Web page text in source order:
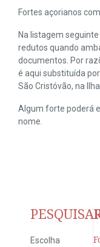
Fortes açorianos
Na listagem
redutos quando
documentos. Por
é aqui substituída
São Cristóvão, na
Algum forte poderá
nome.
Escolha